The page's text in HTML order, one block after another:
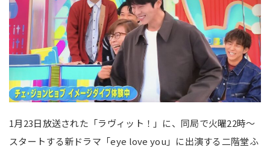
1月23日放送された「ラヴィット！」に、同局で火曜22時～
スタートする新ドラマ「eye love you」に出演する二階堂ふ